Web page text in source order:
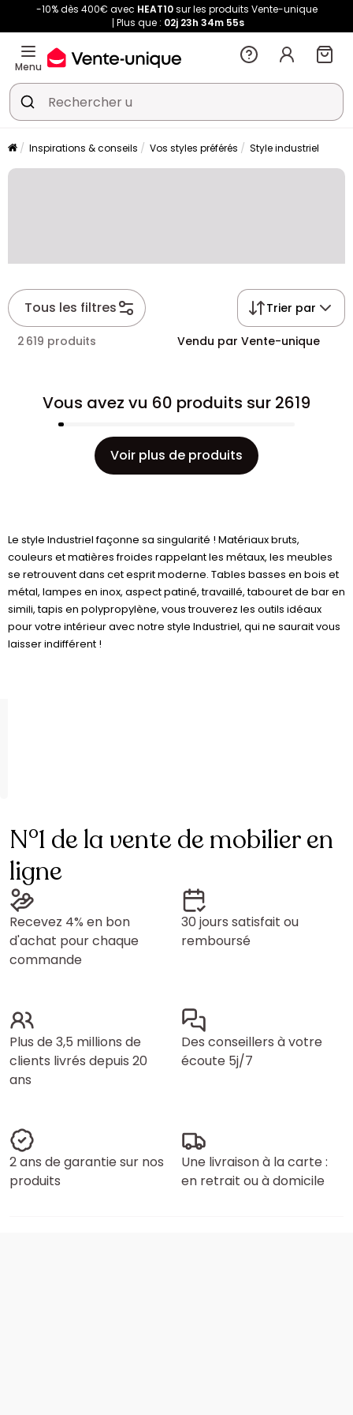
-10% dès 400€ avec HEAT10sur les produits Vente-unique
Plus que : 02j 23h 34m 55s
Menu
Inspirations & conseils Vos styles préférés Style industriel
Tous les filtres Trier par
2 619 produits Vendu par Vente-unique
Vous avez vu 60 produits sur 2619
Voir plus de produits
Le style Industriel façonne sa singularité ! Matériaux bruts,
couleurs et matières froides rappelant les métaux, les meubles
se retrouvent dans cet esprit moderne. Tables basses en bois et
métal, lampes en inox, aspect patiné, travaillé, tabouret de bar en
simili, tapis en polypropylène, vous trouverez les outils idéaux
pour votre intérieur avec notre style Industriel, qui ne saurait vous
laisser indifférent !
N°1 de la vente de mobilier en
ligne
Recevez 4% en bon
d'achat pour chaque
commande
30 jours satisfait ou
remboursé
Plus de 3,5 millions de
clients livrés depuis 20
ans
Des conseillers à votre
écoute 5j/7
2 ans de garantie sur nos
produits
Une livraison à la carte :
en retrait ou à domicile